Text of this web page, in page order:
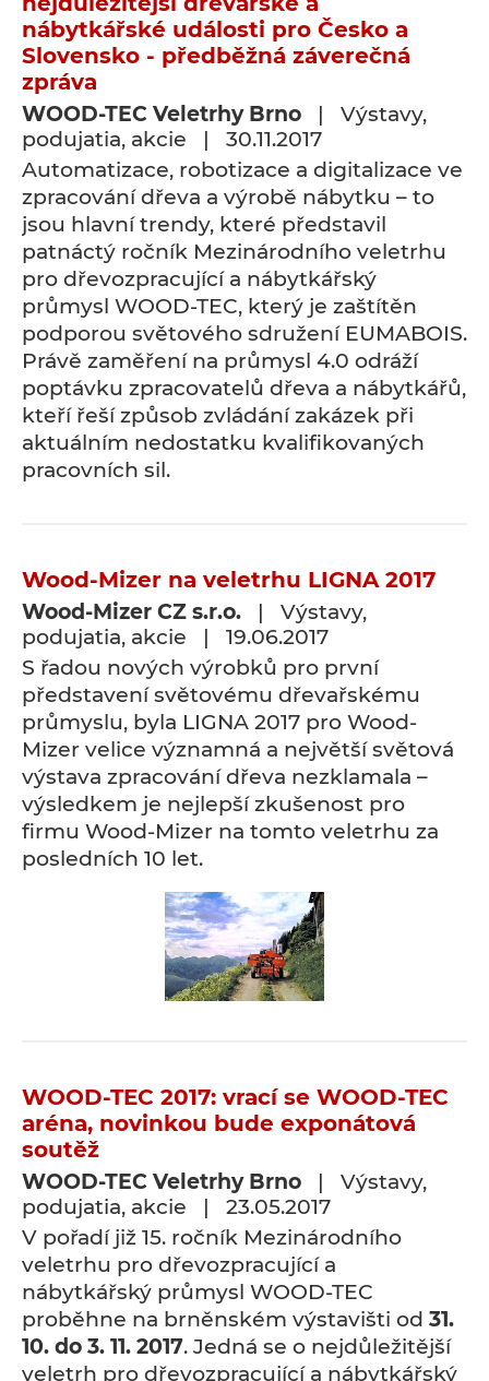
nábytkářské události pro Česko a
Slovensko - předběžná záverečná
zpráva
WOOD-TEC Veletrhy Brno | Výstavy,
podujatia, akcie | 30.11.2017
Automatizace, robotizace a digitalizace ve
zpracování dřeva a výrobě nábytku – to
jsou hlavní trendy, které představil
patnáctý ročník Mezinárodního veletrhu
pro dřevozpracující a nábytkářský
průmysl WOOD-TEC, který je zaštítěn
podporou světového sdružení EUMABOIS.
Právě zaměření na průmysl 4.0 odráží
poptávku zpracovatelů dřeva a nábytkářů,
kteří řeší způsob zvládání zakázek při
aktuálním nedostatku kvalifikovaných
pracovních sil.
Wood-Mizer na veletrhu LIGNA 2017
Wood-Mizer CZ s.r.o. | Výstavy,
podujatia, akcie | 19.06.2017
S řadou nových výrobků pro první
představení světovému dřevařskému
průmyslu, byla LIGNA 2017 pro Wood-
Mizer velice významná a největší světová
výstava zpracování dřeva nezklamala –
výsledkem je nejlepší zkušenost pro
firmu Wood-Mizer na tomto veletrhu za
posledních 10 let.
WOOD-TEC 2017: vrací se WOOD-TEC
aréna, novinkou bude exponátová
soutěž
WOOD-TEC Veletrhy Brno | Výstavy,
podujatia, akcie | 23.05.2017
V pořadí již 15. ročník Mezinárodního
veletrhu pro dřevozpracující a
nábytkářský průmysl WOOD-TEC
proběhne na brněnském výstavišti od 31.
10. do 3. 11. 2017. Jedná se o nejdůležitější
veletrh pro dřevozpracující a nábytkářský